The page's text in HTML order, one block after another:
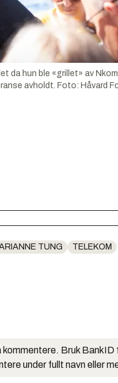
hun ble «grillet» av
avholdt. Foto: Håvard
TUNG TELEKOM
Bruk BankID
under fullt navn eller